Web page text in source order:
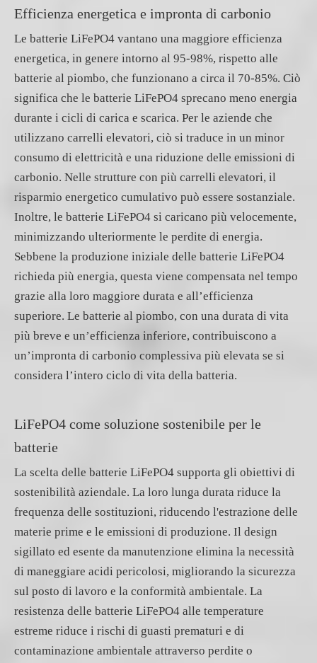
Efficienza energetica e impronta di carbonio
Le batterie LiFePO4 vantano una maggiore efficienza
energetica, in genere intorno al 95-98%, rispetto alle
batterie al piombo, che funzionano a circa il 70-85%. Ciò
significa che le batterie LiFePO4 sprecano meno energia
durante i cicli di carica e scarica. Per le aziende che
utilizzano carrelli elevatori, ciò si traduce in un minor
consumo di elettricità e una riduzione delle emissioni di
carbonio. Nelle strutture con più carrelli elevatori, il
risparmio energetico cumulativo può essere sostanziale.
Inoltre, le batterie LiFePO4 si caricano più velocemente,
minimizzando ulteriormente le perdite di energia.
Sebbene la produzione iniziale delle batterie LiFePO4
richieda più energia, questa viene compensata nel tempo
grazie alla loro maggiore durata e all’efficienza
superiore. Le batterie al piombo, con una durata di vita
più breve e un’efficienza inferiore, contribuiscono a
un’impronta di carbonio complessiva più elevata se si
considera l’intero ciclo di vita della batteria.
LiFePO4 come soluzione sostenibile per le
batterie
La scelta delle batterie LiFePO4 supporta gli obiettivi di
sostenibilità aziendale. La loro lunga durata riduce la
frequenza delle sostituzioni, riducendo l'estrazione delle
materie prime e le emissioni di produzione. Il design
sigillato ed esente da manutenzione elimina la necessità
di maneggiare acidi pericolosi, migliorando la sicurezza
sul posto di lavoro e la conformità ambientale. La
resistenza delle batterie LiFePO4 alle temperature
estreme riduce i rischi di guasti prematuri e di
contaminazione ambientale attraverso perdite o